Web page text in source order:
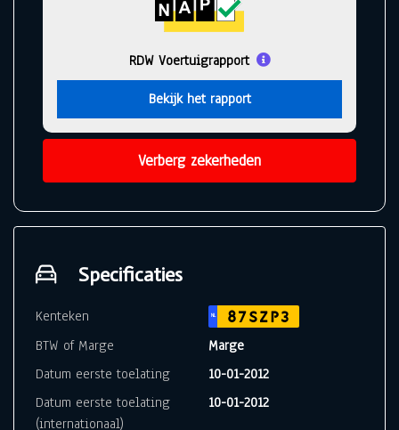
RDW Voertuigrapport
Bekijk het rapport
Verberg zekerheden
Specificaties
Kenteken NL
87SZP3
BTW of Marge
Marge
Datum eerste toelating
10-01-2012
Datum eerste toelating
(internationaal)
10-01-2012